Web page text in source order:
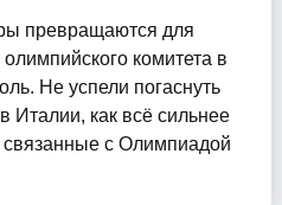
превращаются для
комитета в
Не успели погаснуть
Италии, как всё сильнее
связанные с Олимпиадой